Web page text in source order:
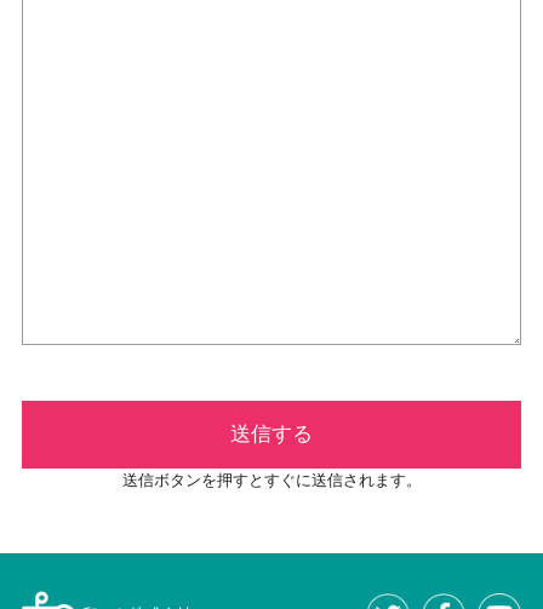
送信ボタンを押すとすぐに送信されます。